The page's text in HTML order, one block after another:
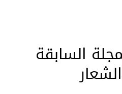
السابقة